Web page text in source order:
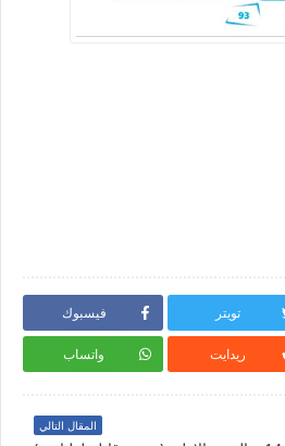
فيسبوك تويتر
واتساب ريدايت
المقال التالي